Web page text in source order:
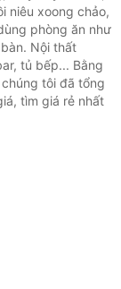
niêu xoong chảo,
phòng ăn như
Nội thất
tủ bếp... Bằng
tôi đã tổng
tìm giá rẻ nhất